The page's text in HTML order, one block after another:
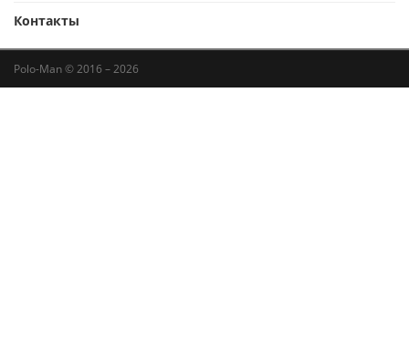
Контакты
Polo-Man © 2016 – 2026